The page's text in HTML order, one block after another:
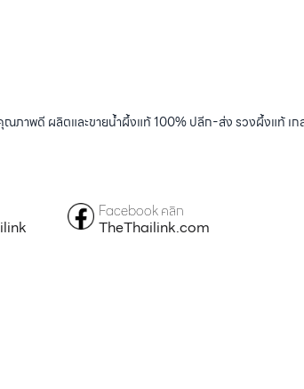
ภาพดี ผลิตและขายน้ำผึ้งแท้ 100% ปลีก-ส่ง รวงผึ้งแท้ เ
Facebook คลิก
TheThailink.com